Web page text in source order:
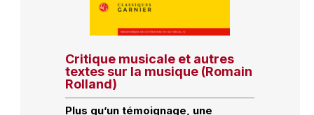
Critique musicale et autres
textes sur la musique (Romain
Rolland)
Plus qu’un témoignage, une